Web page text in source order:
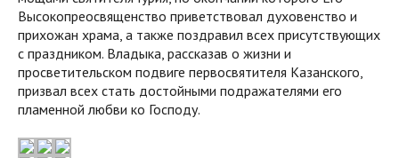
Высокопреосвященство приветствовал духовенство и
прихожан храма, а также поздравил всех присутствующих
с праздником. Владыка, рассказав о жизни и
просветительском подвиге первосвятителя Казанского,
призвал всех стать достойными подражателями его
пламенной любви ко Господу.